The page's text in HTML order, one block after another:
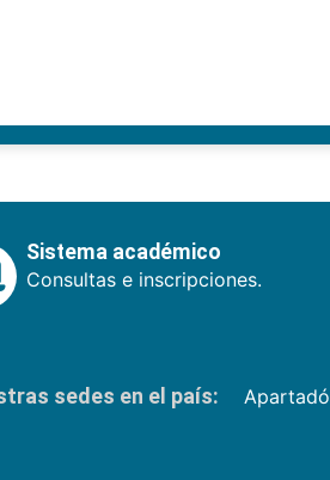
Sistema académico
Consultas e inscripciones.
sedes en el país: Apartadó